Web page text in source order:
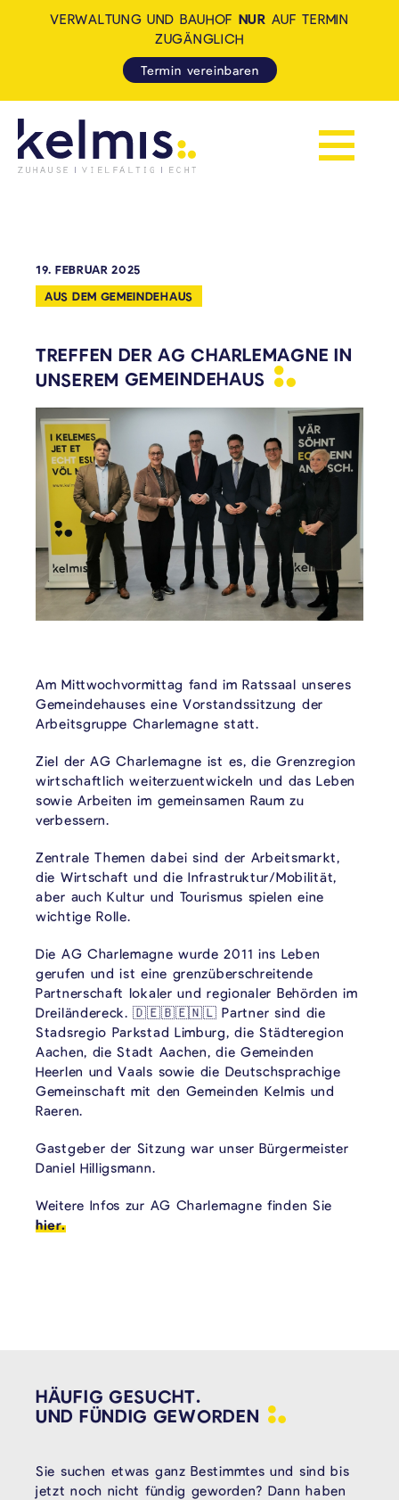
Navigation
VERWALTUNG UND BAUHOF NUR AUF TERMIN
ZUGÄNGLICH
Termin vereinbaren
19. FEBRUAR 2025
AUS DEM GEMEINDEHAUS
TREFFEN DER AG CHARLEMAGNE IN
UNSEREM GEMEINDEHAUS
Am Mittwochvormittag fand im Ratssaal unseres
Gemeindehauses eine Vorstandssitzung der
Arbeitsgruppe Charlemagne statt.
Ziel der AG Charlemagne ist es, die Grenzregion
wirtschaftlich weiterzuentwickeln und das Leben
sowie Arbeiten im gemeinsamen Raum zu
verbessern.
Zentrale Themen dabei sind der Arbeitsmarkt,
die Wirtschaft und die Infrastruktur/Mobilität,
aber auch Kultur und Tourismus spielen eine
wichtige Rolle.
Die AG Charlemagne wurde 2011 ins Leben
gerufen und ist eine grenzüberschreitende
Partnerschaft lokaler und regionaler Behörden im
Dreiländereck. 🇩🇪🇧🇪🇳🇱 Partner sind die
Stadsregio Parkstad Limburg, die Städteregion
Aachen, die Stadt Aachen, die Gemeinden
Heerlen und Vaals sowie die Deutschsprachige
Gemeinschaft mit den Gemeinden Kelmis und
Raeren.
Gastgeber der Sitzung war unser Bürgermeister
Daniel Hilligsmann.
Weitere Infos zur AG Charlemagne finden Sie
hier.
HÄUFIG GESUCHT.
UND FÜNDIG GEWORDEN
Sie suchen etwas ganz Bestimmtes und sind bis
jetzt noch nicht fündig geworden? Dann haben